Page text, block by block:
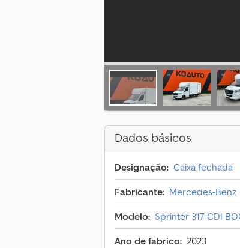
Dados básicos
Designação: Caixa fechada
Fabricante: Mercedes-Benz
Modelo: Sprinter 317 CDI
Ano de fabrico: 2023